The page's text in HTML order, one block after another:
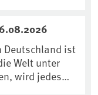
diese und
Webseite:
Deutschland ist
Welt unter
wird jedes